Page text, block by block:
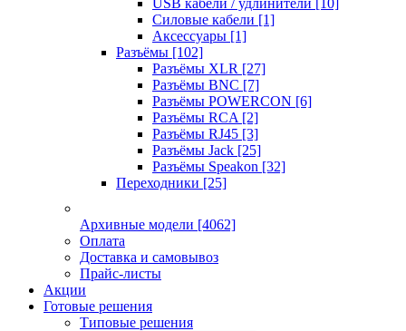
USB кабели / удлинители [10]
Силовые кабели [1]
Аксессуары [1]
Разъёмы [102]
Разъёмы XLR [27]
Разъёмы BNC [7]
Разъёмы POWERCON [6]
Разъёмы RCA [2]
Разъёмы RJ45 [3]
Разъёмы Jack [25]
Разъёмы Speakon [32]
Переходники [25]
Архивные модели [4062]
Оплата
Доставка и самовывоз
Прайс-листы
Акции
Готовые решения
Типовые решения